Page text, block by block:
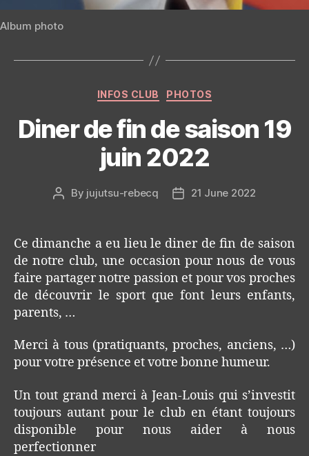
Album photo
Categories
INFOS CLUB PHOTOS
Diner de fin de saison 19
juin 2022
Post
By jujutsu-rebecq
Post21 June 2022
Ce dimanche a eu lieu le diner de fin de saison
de notre club, une occasion pour nous de vous
faire partager notre passion et pour vos proches
de découvrir le sport que font leurs enfants,
parents, …
Merci à tous (pratiquants, proches, anciens, …)
pour votre présence et votre bonne humeur.
Un tout grand merci à Jean-Louis qui s’investit
toujours autant pour le club en étant toujours
disponible pour nous aider à nous
perfectionner